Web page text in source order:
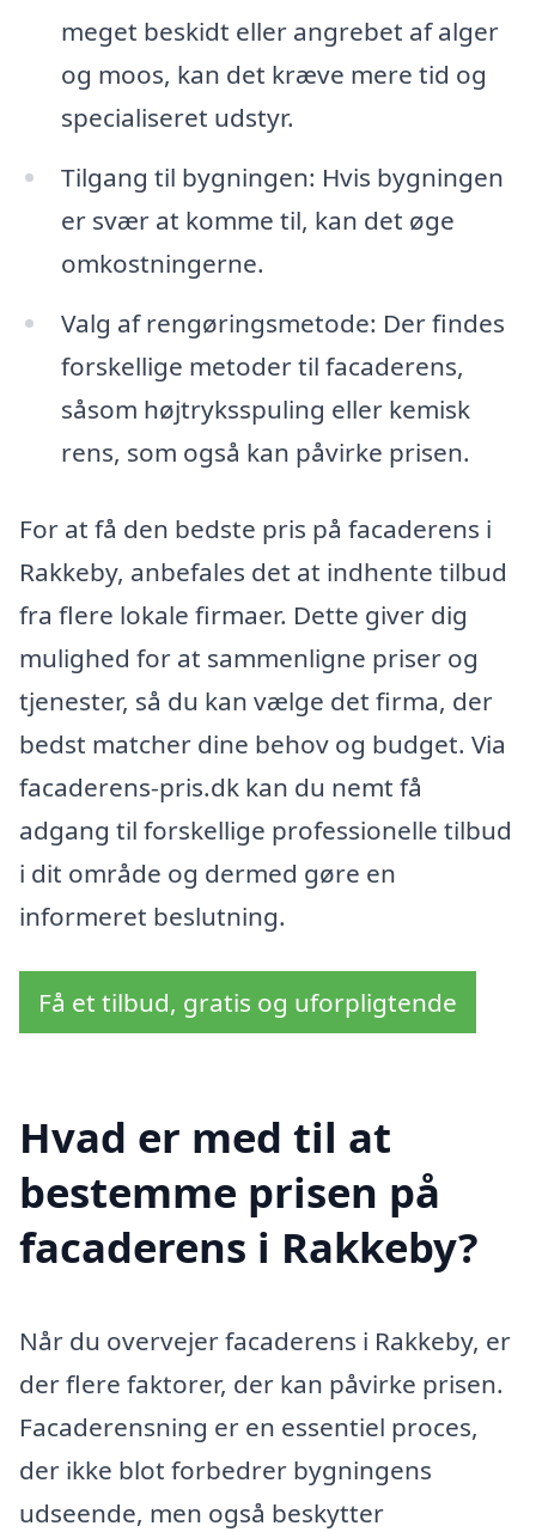
meget beskidt eller angrebet af alger
og moos, kan det kræve mere tid og
specialiseret udstyr.
Tilgang til bygningen: Hvis bygningen
er svær at komme til, kan det øge
omkostningerne.
Valg af rengøringsmetode: Der findes
forskellige metoder til facaderens,
såsom højtryksspuling eller kemisk
rens, som også kan påvirke prisen.
For at få den bedste pris på facaderens i
Rakkeby, anbefales det at indhente tilbud
fra flere lokale firmaer. Dette giver dig
mulighed for at sammenligne priser og
tjenester, så du kan vælge det firma, der
bedst matcher dine behov og budget. Via
facaderens-pris.dk kan du nemt få
adgang til forskellige professionelle tilbud
i dit område og dermed gøre en
informeret beslutning.
Få et tilbud, gratis og uforpligtende
Hvad er med til at
bestemme prisen på
facaderens i Rakkeby?
Når du overvejer facaderens i Rakkeby, er
der flere faktorer, der kan påvirke prisen.
Facaderensning er en essentiel proces,
der ikke blot forbedrer bygningens
udseende, men også beskytter